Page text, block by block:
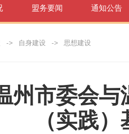
盟务要闻 通知公告
-> 自身建设 -> 思想建设
州市委会
（实践